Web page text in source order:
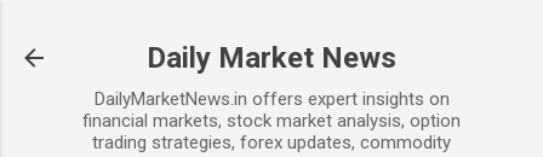
Daily Market News
DailyMarketNews.in offers expert insights on
financial markets, stock market analysis, option
trading strategies, forex updates, commodity